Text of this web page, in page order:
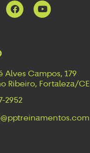
Alves Campos, 179
Ribeiro, Fortaleza/CE
2952